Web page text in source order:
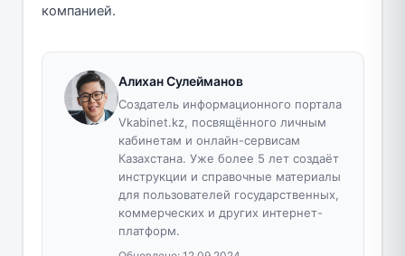
компанией.
Алихан Сулейманов
Создатель информационного портала
Vkabinet.kz, посвящённого личным
кабинетам и онлайн-сервисам
Казахстана. Уже более 5 лет создаёт
инструкции и справочные материалы
для пользователей государственных,
коммерческих и других интернет-
платформ.